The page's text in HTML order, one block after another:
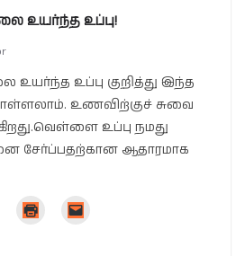
உயர்ந்த உப்பு!
உயர்ந்த உப்பு குறித்து இந்த
உணவிற்குச் சுவை
உப்பு நமது
சேர்ப்பதற்கான ஆதாரமாக